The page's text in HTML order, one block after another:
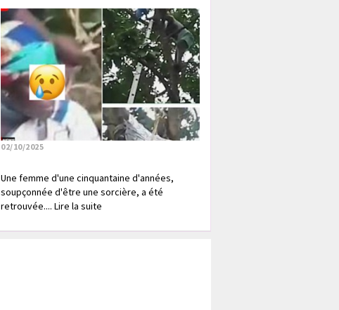
02/10/2025
Une femme d'une cinquantaine d'années,
soupçonnée d'être une sorcière, a été
retrouvée.... Lire la suite